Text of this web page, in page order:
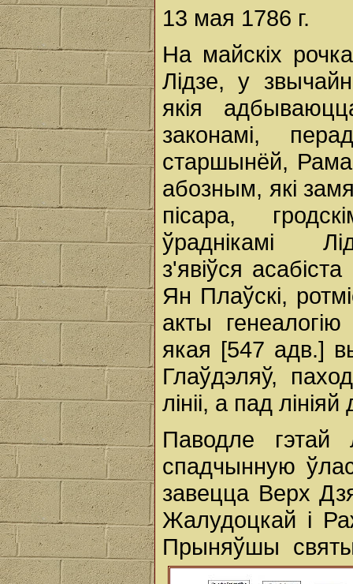
13 мая 1786 г.
На майскіх
Лідзе, у
якія
законамі,
старшынёй,
абозным, які
пісара,
ўраднікамі
з'явіўся
Ян Плаўскі,
акты
якая [547 адв.]
Глаўдэляў,
лініі, а пад
Паводле гэтай
спадчынную
завецца Верх
Жалудоцкай і
Прыняўшы